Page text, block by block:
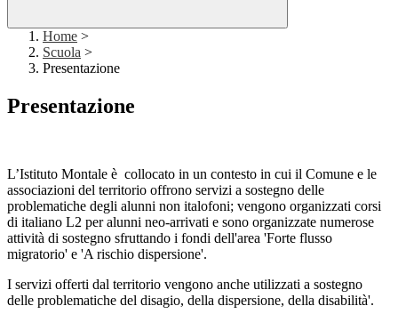
Home >
Scuola >
Presentazione
Presentazione
L’Istituto Montale è collocato in un contesto in cui il Comune e le
associazioni del territorio offrono servizi a sostegno delle
problematiche degli alunni non italofoni; vengono organizzati corsi
di italiano L2 per alunni neo-arrivati e sono organizzate numerose
attività di sostegno sfruttando i fondi dell'area 'Forte flusso
migratorio' e 'A rischio dispersione'.
I servizi offerti dal territorio vengono anche utilizzati a sostegno
delle problematiche del disagio, della dispersione, della disabilità'.